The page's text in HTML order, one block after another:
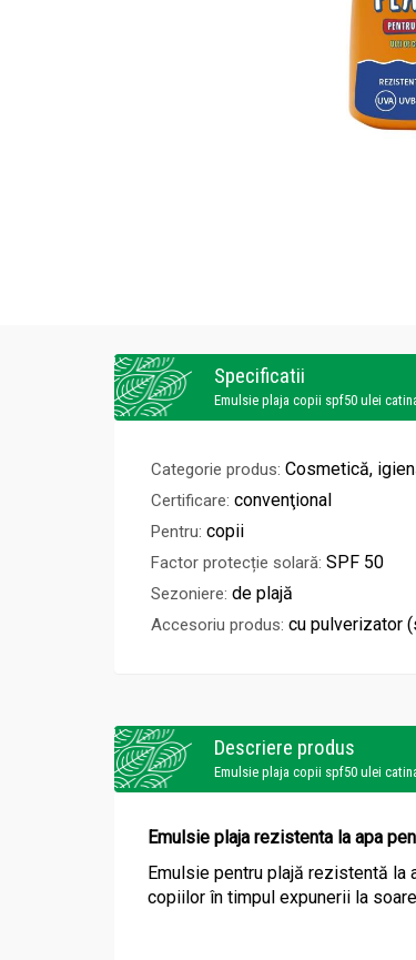
Specificatii
Emulsie plaja copii spf50 ulei
Categorie produs: Cosmetică,
Certificare: convenţional
Pentru: copii
Factor protecție solară: SPF 50
Sezoniere: de plajă
Accesoriu produs: cu pulverizator
Descriere produs
Emulsie plaja copii spf50 ulei
Emulsie plaja rezistenta la apa
Emulsie pentru plajă rezistentă
copiilor în timpul expunerii la